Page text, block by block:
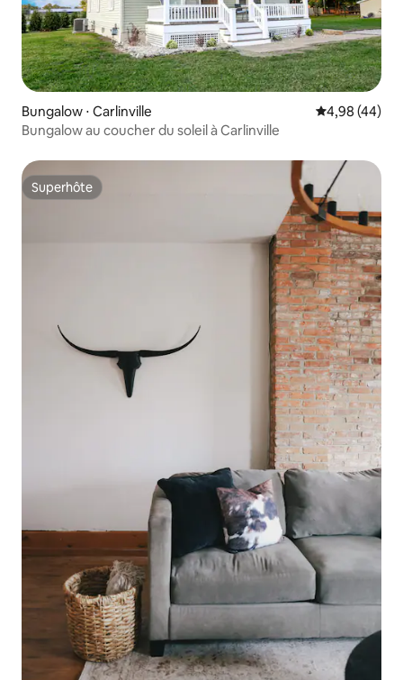
Bungalow ⋅ Carlinville Évaluation
4,98 (44)
Bungalow au coucher du soleil à Carlinville
Superhôte
Superhôte